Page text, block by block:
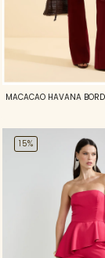
MACACÃO HAVANA
15%